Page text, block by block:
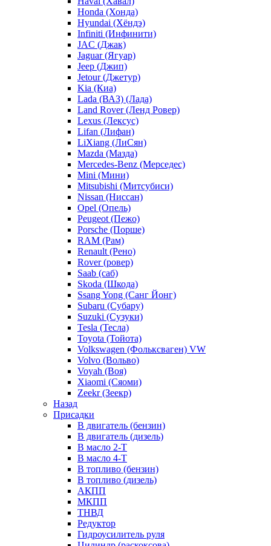
Honda (Хонда)
Hyundai (Хёндэ)
Infiniti (Инфинити)
JAC (Джак)
Jaguar (Ягуар)
Jeep (Джип)
Jetour (Джетур)
Kia (Киа)
Lada (ВАЗ) (Лада)
Land Rover (Ленд Ровер)
Lexus (Лексус)
Lifan (Лифан)
LiXiang (ЛиСян)
Mazda (Мазда)
Mercedes-Benz (Мерседес)
Mini (Мини)
Mitsubishi (Митсубиси)
Nissan (Ниссан)
Opel (Опель)
Peugeot (Пежо)
Porsche (Порше)
RAM (Рам)
Renault (Рено)
Rover (ровер)
Saab (саб)
Skoda (Шкода)
Ssang Yong (Санг Йонг)
Subaru (Субару)
Suzuki (Сузуки)
Tesla (Тесла)
Toyota (Тойота)
Volkswagen (Фольксваген) VW
Volvo (Вольво)
Voyah (Воя)
Xiaomi (Сяоми)
Zeekr (Зеекр)
Назад
Присадки
В двигатель (бензин)
В двигатель (дизель)
В масло 2-Т
В масло 4-Т
В топливо (бензин)
В топливо (дизель)
АКПП
МКПП
ТНВД
Редуктор
Гидроусилитель руля